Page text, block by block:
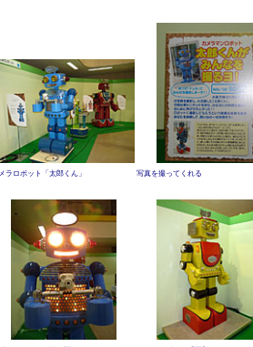
ラロボット「太郎くん」 写真を撮ってくれる